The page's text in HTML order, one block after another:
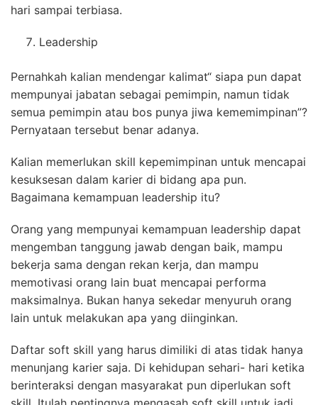
hari sampai terbiasa.
Leadership
Pernahkah kalian mendengar kalimat“ siapa pun dapat
mempunyai jabatan sebagai pemimpin, namun tidak
semua pemimpin atau bos punya jiwa kememimpinan”?
Pernyataan tersebut benar adanya.
Kalian memerlukan skill kepemimpinan untuk mencapai
kesuksesan dalam karier di bidang apa pun.
Bagaimana kemampuan leadership itu?
Orang yang mempunyai kemampuan leadership dapat
mengemban tanggung jawab dengan baik, mampu
bekerja sama dengan rekan kerja, dan mampu
memotivasi orang lain buat mencapai performa
maksimalnya. Bukan hanya sekedar menyuruh orang
lain untuk melakukan apa yang diinginkan.
Daftar soft skill yang harus dimiliki di atas tidak hanya
menunjang karier saja. Di kehidupan sehari- hari ketika
berinteraksi dengan masyarakat pun diperlukan soft